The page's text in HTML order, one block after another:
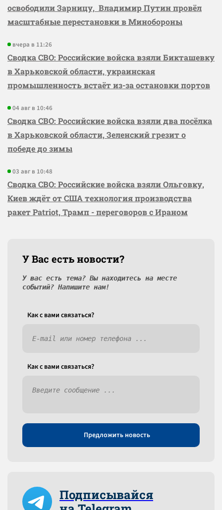
освободили Зарницу, Владимир Путин провёл
масштабные перестановки в Минобороны
вчера в 11:26
Сводка СВО: Российские войска взяли Бикташевку
в Харьковской области, украинская
промышленность встаёт из-за остановки портов
04 авг в 10:46
Сводка СВО: Российские войска взяли два посёлка
в Харьковской области, Зеленский грезит о
победе до зимы
03 авг в 10:48
Сводка СВО: Российские войска взяли Ольговку,
Киев ждёт от США технология производства
ракет Patriot, Трамп - переговоров с Ираном
У Вас есть новости?
У вас есть тема? Вы находитесь на месте
событий? Напишите нам!
Как c вами связаться?
Как c вами связаться?
Предложить новость
Подписывайся